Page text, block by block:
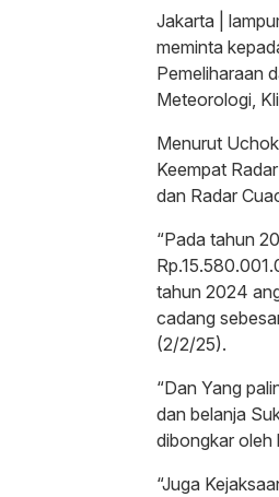
Jakarta |
meminta
Pemeliharaan
Meteorologi,
Menurut
Keempat
dan Radar
“Pada tahun
tahun 2024
cadang
(2/2/25).
“Dan Yang
dan belanja
dibongkar oleh
“Juga